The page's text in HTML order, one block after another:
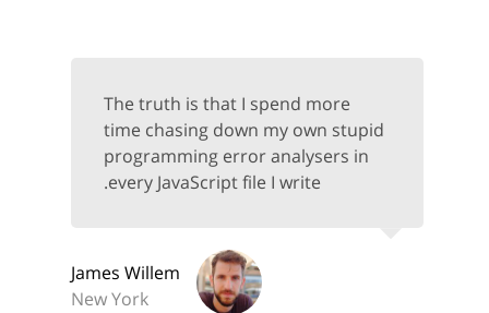
The truth is that I spend more
time chasing down my own stupid
programming error analysers in
every JavaScript file I write.
James Willem
New York